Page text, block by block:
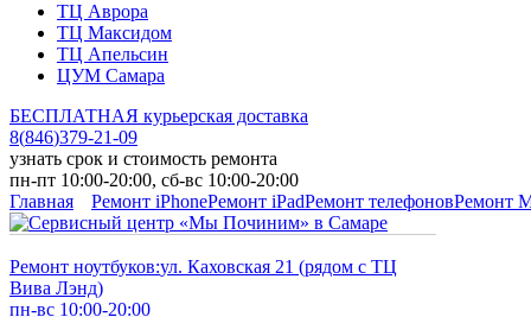
ТЦ Аврора
ТЦ Максидом
ТЦ Апельсин
ЦУМ Самара
БЕСПЛАТНАЯ курьерская доставка
8(846)379-21-09
узнать срок и стоимость ремонта
пн-пт 10:00-20:00, сб-вс 10:00-20:00
Главная
Ремонт iPhoneРемонт iPadРемонт телефоновРемонт
Ремонт ноутбуков:ул. Каховская 21 (рядом с ТЦ
Вива Лэнд)
пн-вс 10:00-20:00